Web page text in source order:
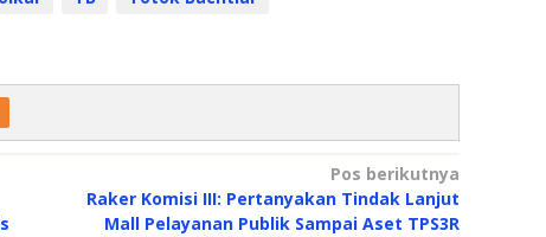
Pos berikutnya
Raker Komisi III: Pertanyakan Tindak Lanjut
Mall Pelayanan Publik Sampai Aset TPS3R